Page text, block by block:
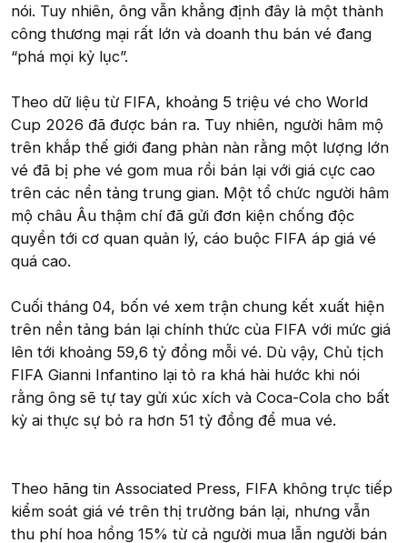
nói. Tuy nhiên, ông vẫn khẳng định đây là một thành
công thương mại rất lớn và doanh thu bán vé đang
“phá mọi kỷ lục”.
Theo dữ liệu từ FIFA, khoảng 5 triệu vé cho World
Cup 2026 đã được bán ra. Tuy nhiên, người hâm mộ
trên khắp thế giới đang phàn nàn rằng một lượng lớn
vé đã bị phe vé gom mua rồi bán lại với giá cực cao
trên các nền tảng trung gian. Một tổ chức người hâm
mộ châu Âu thậm chí đã gửi đơn kiện chống độc
quyền tới cơ quan quản lý, cáo buộc FIFA áp giá vé
quá cao.
Cuối tháng 04, bốn vé xem trận chung kết xuất hiện
trên nền tảng bán lại chính thức của FIFA với mức giá
lên tới khoảng 59,6 tỷ đồng mỗi vé. Dù vậy, Chủ tịch
FIFA Gianni Infantino lại tỏ ra khá hài hước khi nói
rằng ông sẽ tự tay gửi xúc xích và Coca-Cola cho bất
kỳ ai thực sự bỏ ra hơn 51 tỷ đồng để mua vé.
Theo hãng tin Associated Press, FIFA không trực tiếp
kiểm soát giá vé trên thị trường bán lại, nhưng vẫn
thu phí hoa hồng 15% từ cả người mua lẫn người bán